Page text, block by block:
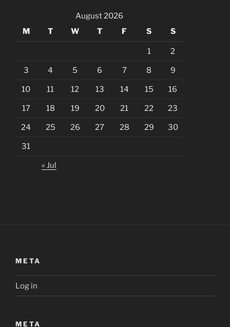
August 2026
M
T W T F S S
1 2
3 4 5 6 7 8 9
10 11 12 13 14 15 16
17 18 19 20 21 22 23
24 25 26 27 28 29 30
31
« Jul
META
Log in
META